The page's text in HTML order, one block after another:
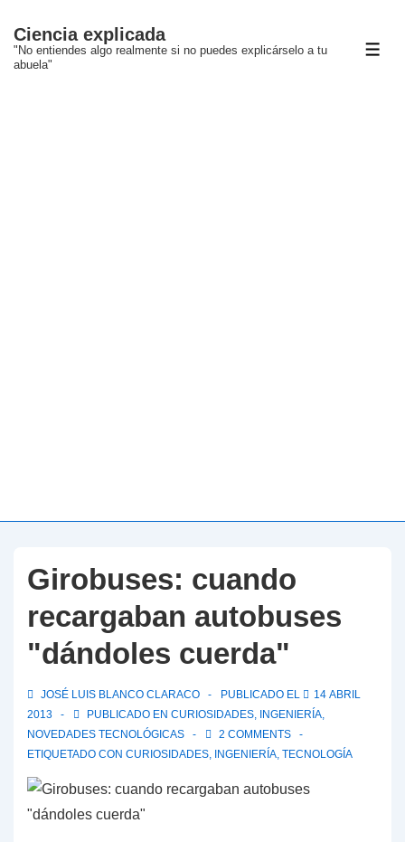
Saltar
Ciencia explicada
"No entiendes algo realmente si no puedes explicárselo a tu
abuela"
Girobuses: cuando
recargaban autobuses
"dándoles cuerda"
JOSÉ LUIS BLANCO CLARACO PUBLICADO EL
14 ABRIL
2013
PUBLICADO EN CURIOSIDADES, INGENIERÍA,
NOVEDADES TECNOLÓGICAS
2 COMMENTS
ETIQUETADO CON CURIOSIDADES, INGENIERÍA, TECNOLOGÍA